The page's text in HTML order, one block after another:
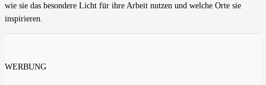
wie sie das besondere Licht für ihre Arbeit nutzen und welche Orte sie
inspirieren.
WERBUNG